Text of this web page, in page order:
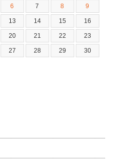
6 7 8 9
13 14 15 16
20 21 22 23
27 28 29 30